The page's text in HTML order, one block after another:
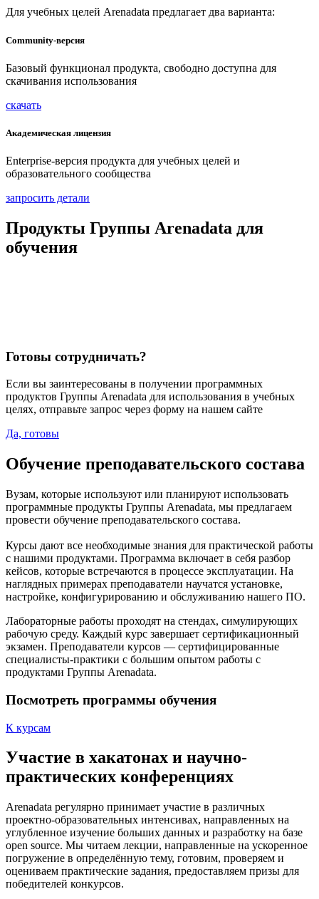
Для учебных целей Arenadata предлагает два варианта:
Сommunity-версия
Базовый функционал продукта, свободно доступна для
скачивания использования
скачать
Академическая лицензия
Enterprise-версия продукта для учебных целей и
образовательного сообщества
запросить детали
Продукты Группы Arenadata для
обучения
Готовы сотрудничать?
Если вы заинтересованы в получении программных
продуктов Группы Arenadata для использования в учебных
целях, отправьте запрос через форму на нашем сайте
Да, готовы
Обучение преподавательского состава
Вузам, которые используют или планируют использовать
программные продукты Группы Arenadata, мы предлагаем
провести обучение преподавательского состава.
Курсы дают все необходимые знания для практической работы
с нашими продуктами. Программа включает в себя разбор
кейсов, которые встречаются в процессе эксплуатации. На
наглядных примерах преподаватели научатся установке,
настройке, конфигурированию и обслуживанию нашего ПО.
Лабораторные работы проходят на стендах, симулирующих
рабочую среду. Каждый курс завершает сертификационный
экзамен. Преподаватели курсов — сертифицированные
специалисты-практики с большим опытом работы с
продуктами Группы Arenadata.
Посмотреть программы обучения
К курсам
Участие в хакатонах и научно-
практических конференциях
Arenadata регулярно принимает участие в различных
проектно-образовательных интенсивах, направленных на
углубленное изучение больших данных и разработку на базе
open source. Мы читаем лекции, направленные на ускоренное
погружение в определённую тему, готовим, проверяем и
оцениваем практические задания, предоставляем призы для
победителей конкурсов.